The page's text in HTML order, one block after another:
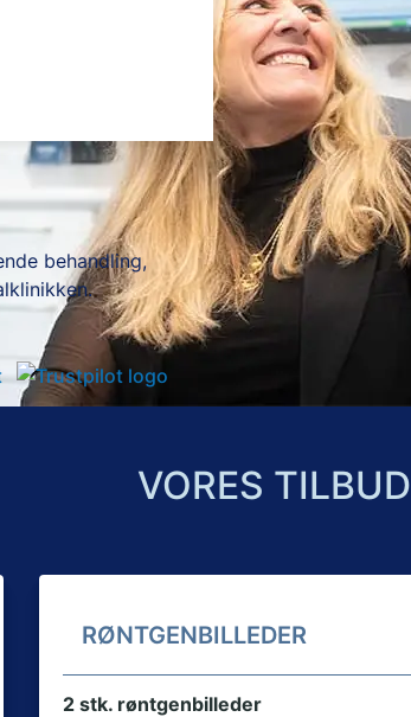
behandling,
VORES TILBUD
RØNTGENBILLEDER
2 stk. røntgenbilleder